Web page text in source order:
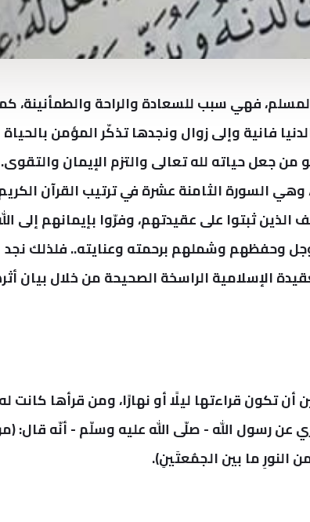
فهي سبب للسعادة والراحة والطمأنينة،
فانية وإلى زوال ونجدها تذكّر المؤمن بالحياة
من جعل حياته لله تعالى والتزم الإيمان والتقوى.
السورة الثامنة عشرة في ترتيب القرآن
ثبتوا على عقيدتهم، وفرّوا بإيمانهم إلى
وحفظهم وشملهم برحمته وعنايته.. فلذلك نجد
الإسلامية الراسخة الصحيحة من خلال بيان
تكون قراءتها ليلًا أو نهارًا، ومن قرأها كانت له
عن رسول الله - صلّى الله عليه وسلّم - أنّه قال:
ما بين الجمُعتَينِ).